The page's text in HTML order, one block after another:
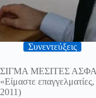
Συνεντεύξεις
ΣΙΓΜΑ ΜΕΣΙΤΕΣ
«Είμαστε επαγγελματίες,
2011)